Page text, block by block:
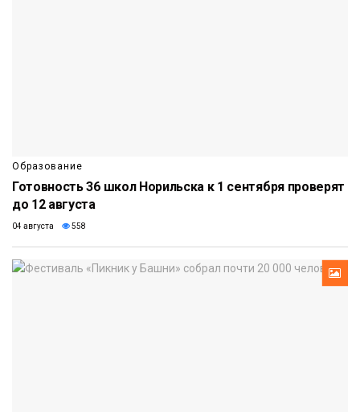
Образование
Готовность 36 школ Норильска к 1 сентября проверят
до 12 августа
04 августа 558